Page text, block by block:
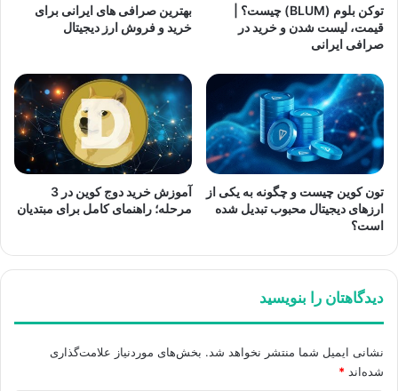
توکن بلوم (BLUM) چیست؟ |
قیمت، لیست شدن و خرید در
صرافی ایرانی
بهترین صرافی های ایرانی برای
خرید و فروش ارز دیجیتال
تون کوین چیست و چگونه به یکی از
ارزهای دیجیتال محبوب تبدیل شده
است؟
آموزش خرید دوج کوین در 3
مرحله؛ راهنمای کامل برای مبتدیان
دیدگاهتان را بنویسید
نشانی ایمیل شما منتشر نخواهد شد. بخش‌های موردنیاز علامت‌گذاری
شده‌اند *